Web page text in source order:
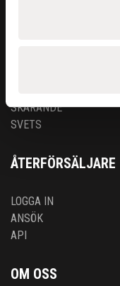
SKÄRANDE
SVETS
ÅTERFÖRSÄLJARE
LOGGA IN
ANSÖK
API
OM OSS